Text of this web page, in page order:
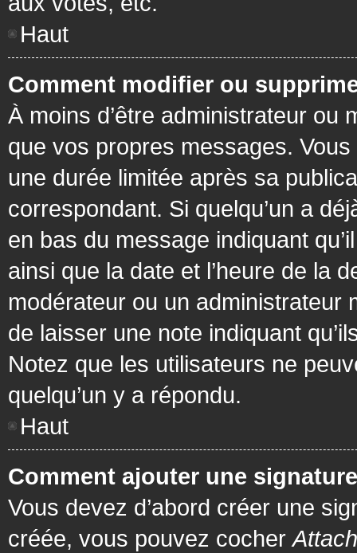
Haut
Comment modifier ou
À moins d’être administrateur ou
que vos propres messages.
une durée limitée après sa
correspondant. Si quelqu’un a
en bas du message indiquant
ainsi que la date et l’heure de la
modérateur ou un administrateur
de laisser une note indiquant
Notez que les utilisateurs ne
quelqu’un y a répondu.
Haut
Comment ajouter une
Vous devez d’abord créer une
créée, vous pouvez cocher